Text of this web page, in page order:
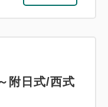
附日式/西式